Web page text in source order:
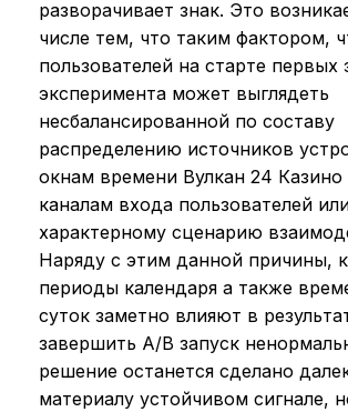
разворачивает знак. Это
числе тем, что таким фактором,
пользователей на старте первых
эксперимента может выглядеть
несбалансированной по составу
распределению источников
окнам времени Вулкан 24 Казино
каналам входа пользователей
характерному сценарию
Наряду с этим данной причины,
периоды календаря а также
суток заметно влияют в
завершить A/B запуск
решение останется сделано
материалу устойчивом сигнале,